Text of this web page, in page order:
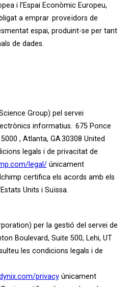
i l’Espai Econòmic Europeu,
a emprar proveïdors de
espai, produint-se per tant
de dades.
Group) pel servei
informatius. 675 Ponce
, Atlanta, GA 30308 United
legals i de privacitat de
legal/únicament
certifica els acords amb els
Units i Suïssa.
per la gestió del servei de
Boulevard, Suite 500, Lehi, UT
les condicions legals i de
privacyúnicament